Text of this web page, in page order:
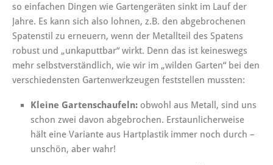
so einfachen Dingen wie Gartengeräten sinkt im Lauf der
Jahre. Es kann sich also lohnen, z.B. den abgebrochenen
Spatenstil zu erneuern, wenn der Metallteil des Spatens
robust und „unkaputtbar“ wirkt. Denn das ist keineswegs
mehr selbstverständlich, wie wir im „wilden Garten“ bei den
verschiedensten Gartenwerkzeugen feststellen mussten:
Kleine Gartenschaufeln: obwohl aus Metall, sind uns
schon zwei davon abgebrochen. Erstaunlicherweise
hält eine Variante aus Hartplastik immer noch durch –
unschön, aber wahr!